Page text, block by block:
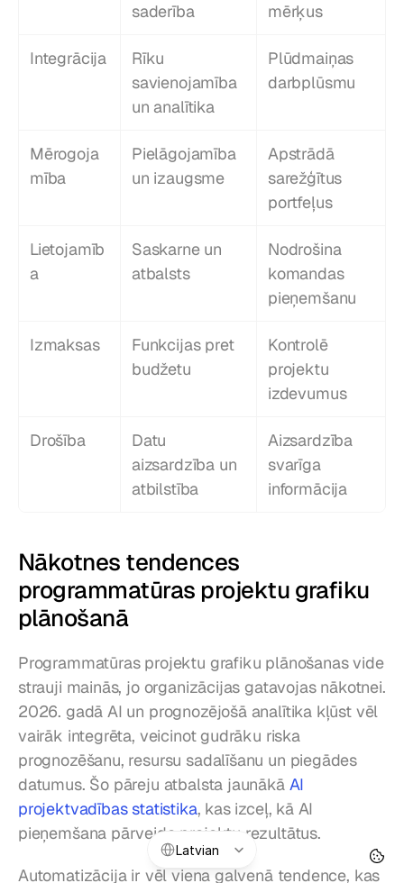
saderība
mērķus
Integrācija
Rīku
savienojamība
un analītika
Plūdmaiņas
darbplūsmu
Mērogoja
mība
Pielāgojamība
un izaugsme
Apstrādā
sarežģītus
portfeļus
Lietojamīb
a
Saskarne un
atbalsts
Nodrošina
komandas
pieņemšanu
Izmaksas
Funkcijas pret
budžetu
Kontrolē
projektu
izdevumus
Drošība
Datu
aizsardzība un
atbilstība
Aizsardzība
svarīga
informācija
Nākotnes tendences
programmatūras projektu grafiku
plānošanā
Programmatūras projektu grafiku plānošanas vide
strauji mainās, jo organizācijas gatavojas nākotnei.
2026. gadā AI un prognozējošā analītika kļūst vēl
vairāk integrēta, veicinot gudrāku riska
prognozēšanu, resursu sadalīšanu un piegādes
datumus. Šo pāreju atbalsta jaunākā AI
projektvadības statistika, kas izceļ, kā AI
pieņemšana pārveido projektu rezultātus.
Automatizācija ir vēl viena galvenā tendence, kas
Select Language
Latvian